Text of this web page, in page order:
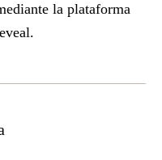
la plataforma